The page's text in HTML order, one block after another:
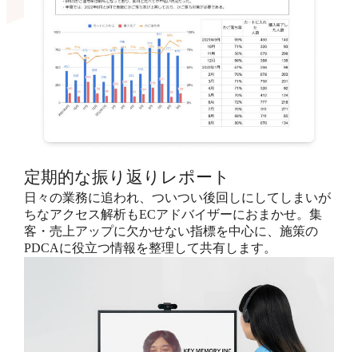
定期的な振り返りレポート
日々の業務に追われ、ついつい後回しにしてしまいが
ちなアクセス解析もECアドバイザーにおまかせ。集
客・売上アップに欠かせない指標を中心に、施策の
PDCAに役立つ情報を整理して共有します。